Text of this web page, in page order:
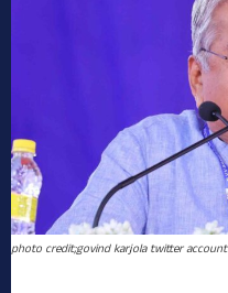
photo credit;govind karjola twitter account